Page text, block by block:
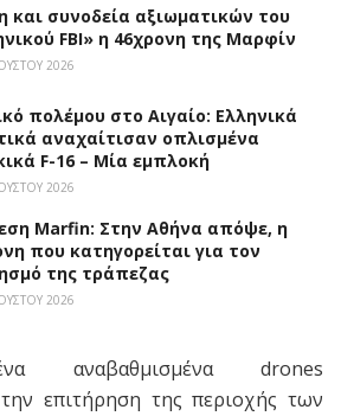
και συνοδεία αξιωματικών του
FBI» η 46χρονη της Μαρφίν
2026
πολέμου στο Αιγαίο: Ελληνικά
αναχαίτισαν οπλισμένα
F-16 – Μία εμπλοκή
2026
Marfin: Στην Αθήνα απόψε, η
που κατηγορείται για τον
της τράπεζας
2026
αναβαθμισμένα drones
επιτήρηση της περιοχής των